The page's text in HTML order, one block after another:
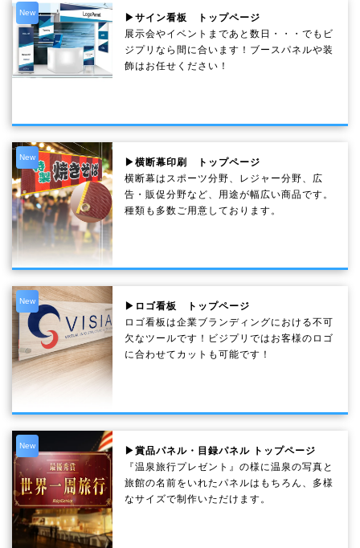
New
▶サイン看板 トップページ
展示会やイベントまであと数日・・・でもビ
ジプリなら間に合います！ブースパネルや装
飾はお任せください！
New
▶横断幕印刷 トップページ
横断幕はスポーツ分野、レジャー分野、広
告・販促分野など、用途が幅広い商品です。
種類も多数ご用意しております。
New
▶ロゴ看板 トップページ
ロゴ看板は企業ブランディングにおける不可
欠なツールです！ビジプリではお客様のロゴ
に合わせてカットも可能です！
New
▶賞品パネル・目録パネル トップページ
『温泉旅行プレゼント』の様に温泉の写真と
旅館の名前をいれたパネルはもちろん、多様
なサイズで制作いただけます。